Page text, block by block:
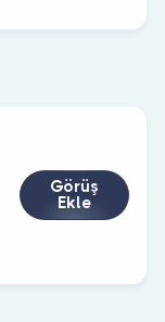
Görüş
Ekle